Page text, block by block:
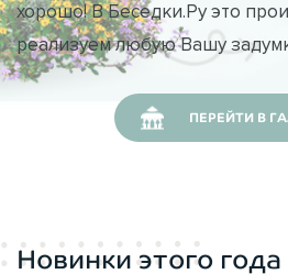
хорошо! В Беседки.Ру это
реализуем любую Вашу
ПЕРЕЙТИ В
Новинки этого года